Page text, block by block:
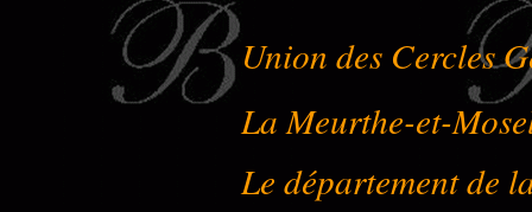
Union des Cercles
La Meurthe-et-
Le département de